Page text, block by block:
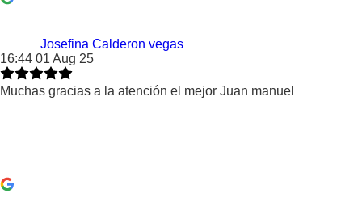
Josefina Calderon vegas
16:44 01 Aug 25
Muchas gracias a la atención el mejor Juan manuel